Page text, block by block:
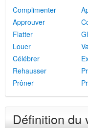
Complimenter
Approuver
Flatter
Louer
Célébrer
Rehausser
Prôner
Définition du